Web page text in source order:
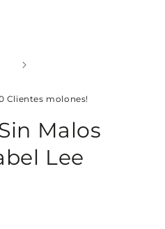
Clientes molones!
Malos
Lee